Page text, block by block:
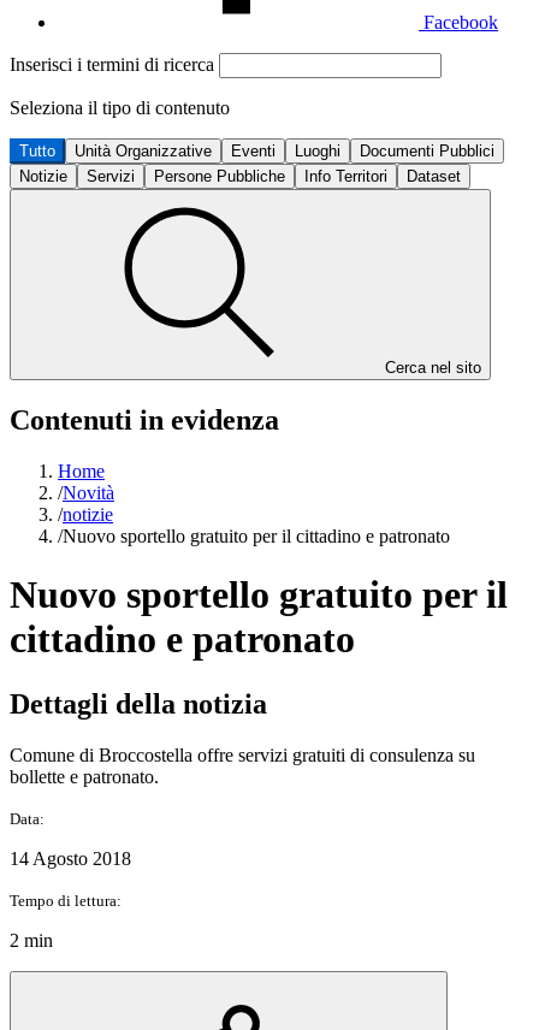
Facebook
Inserisci i termini di ricerca
Seleziona il tipo di contenuto
Tutto Unità Organizzative Eventi Luoghi
Documenti Pubblici
Notizie
Servizi Persone Pubbliche Info Territori Dataset
Cerca nel sito
Contenuti in evidenza
Home
/Novità
/notizie
/Nuovo sportello gratuito per il cittadino e patronato
Nuovo sportello gratuito per il
cittadino e patronato
Dettagli della notizia
Comune di Broccostella offre servizi gratuiti di consulenza su
bollette e patronato.
Data:
14 Agosto 2018
Tempo di lettura:
2 min